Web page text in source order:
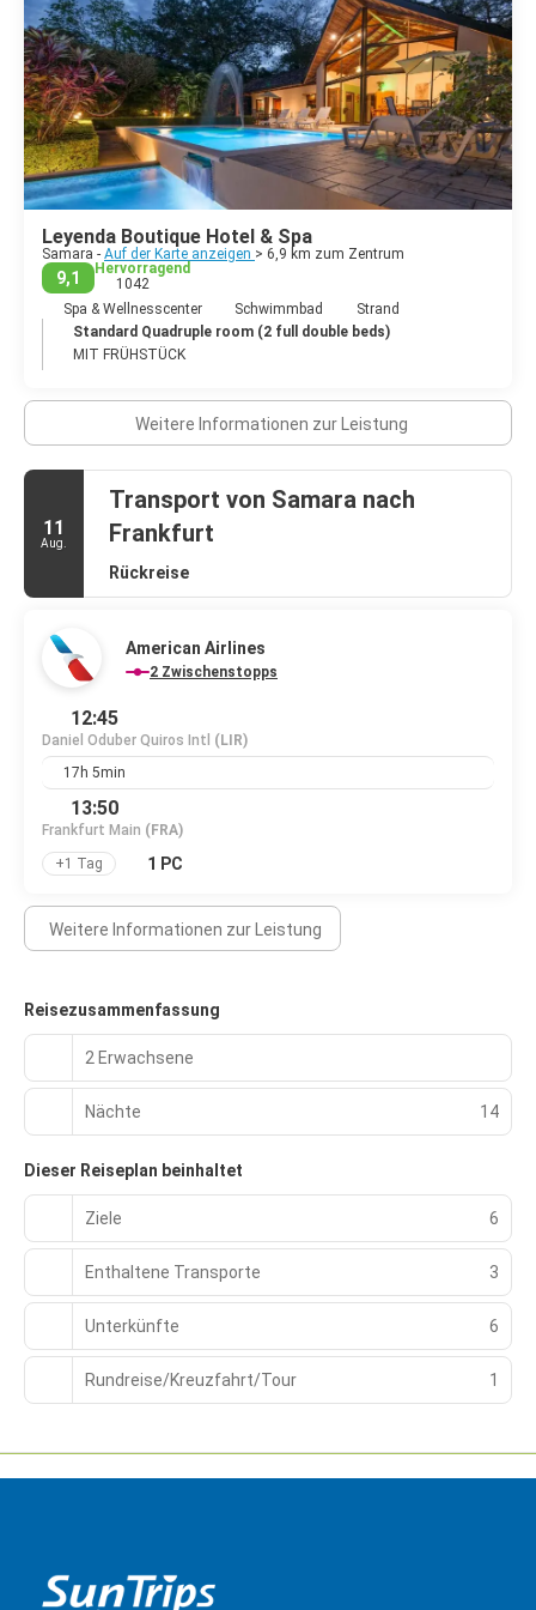
Schnorcheln, Kajaktouren zur Insel Chora, Stand up Paddle,
Ausritte am Strand, Canopy oder ein Besuch der Guaitil
Ureinwohner angeboten.
Leyenda Boutique Hotel & Spa
Samara - Auf der Karte anzeigen > 6,9 km zum Zentrum
9,1
Hervorragend
1042
Spa & Wellnesscenter
Schwimmbad
Strand
Standard Quadruple room (2 full double beds)
MIT FRÜHSTÜCK
Weitere Informationen zur Leistung
11
Aug.
Transport von Samara nach
Frankfurt
Rückreise
American Airlines
2 Zwischenstopps
12:45
Daniel Oduber Quiros Intl (LIR)
17h 5min
13:50
Frankfurt Main (FRA)
+1 Tag
1 PC
Weitere Informationen zur Leistung
Reisezusammenfassung
2 Erwachsene
Nächte 14
Dieser Reiseplan beinhaltet
Ziele 6
Enthaltene Transporte 3
Unterkünfte 6
Rundreise/Kreuzfahrt/Tour 1